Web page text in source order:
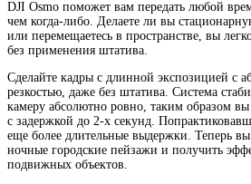
DJI Osmo поможет вам передать любой
чем когда-либо. Делаете ли вы
или перемещаетесь в пространстве, вы
без применения штатива.
Сделайте кадры с длинной экспозицией с
резкостью, даже без штатива. Система
камеру абсолютно ровно, таким образом
с задержкой до 2-х секунд.
еще более длительные выдержки. Теперь вы
ночные городские пейзажи и получить
подвижных объектов.